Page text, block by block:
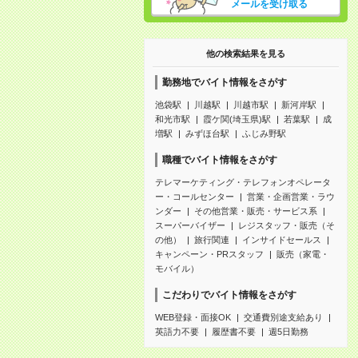
メールを受け取る
他の検索結果を見る
勤務地でバイト情報をさがす
池袋駅 川越駅 川越市駅
新河岸駅
和光市駅
霞ケ関(埼玉県)駅 若葉駅
成
増駅
みずほ台駅 ふじみ野駅
職種でバイト情報をさがす
テレマーケティング・テレフォンオペレータ
ー・コールセンター
営業・企画営業・ラウ
ンダー
その他営業・販売・サービス系
スーパーバイザー
レジスタッフ・販売（そ
の他）
旅行関連
インサイドセールス
キャンペーン・PRスタッフ
販売（家電・
モバイル）
こだわりでバイト情報をさがす
WEB登録・面接OK
交通費別途支給あり
英語力不要
履歴書不要 週5日勤務